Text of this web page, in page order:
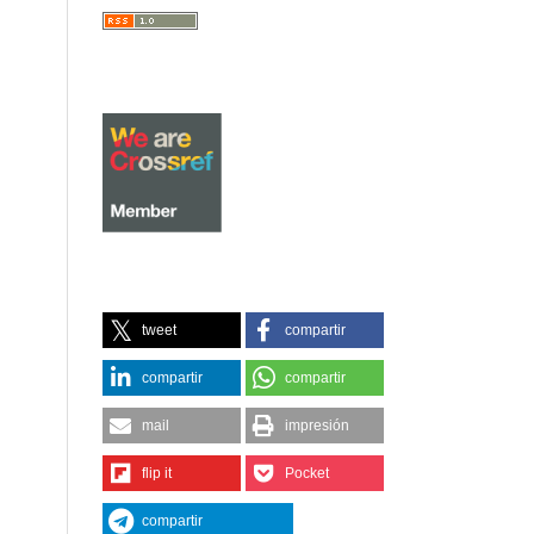
tweet compartir
compartir compartir
mail impresión
flip it Pocket
compartir